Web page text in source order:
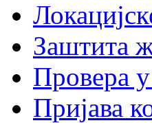
Заштита
Провера
Пријава